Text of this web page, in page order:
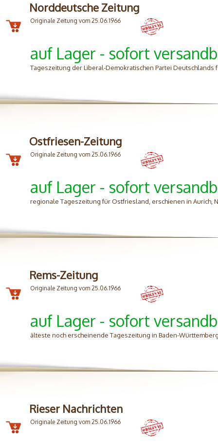
Norddeutsche Zeitung
Originale Zeitung vom 25.06.1966
auf Lager - sofort
Tageszeitung der Liberal-Demokratischen Partei
Ostfriesen-Zeitung
Originale Zeitung vom 25.06.1966
auf Lager - sofort
regionale Tageszeitung für Ostfriesland, erschienen in Aurich,
Rems-Zeitung
Originale Zeitung vom 25.06.1966
auf Lager - sofort
älteste noch erscheinende Tageszeitung in Baden-
Rieser Nachrichten
Originale Zeitung vom 25.06.1966